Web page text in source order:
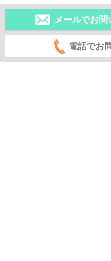
メールでお問
電話でお